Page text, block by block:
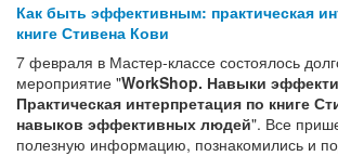
Как быть эффективным: практическая
книге Стивена Кови
7 февраля в Мастер-классе состоялось
мероприятие "WorkShop. Навыки
Практическая интерпретация по книге
навыков эффективных людей". Все
полезную информацию, познакомились и